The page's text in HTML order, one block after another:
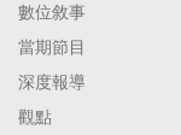
數位敘事
當期節目
深度報導
觀點